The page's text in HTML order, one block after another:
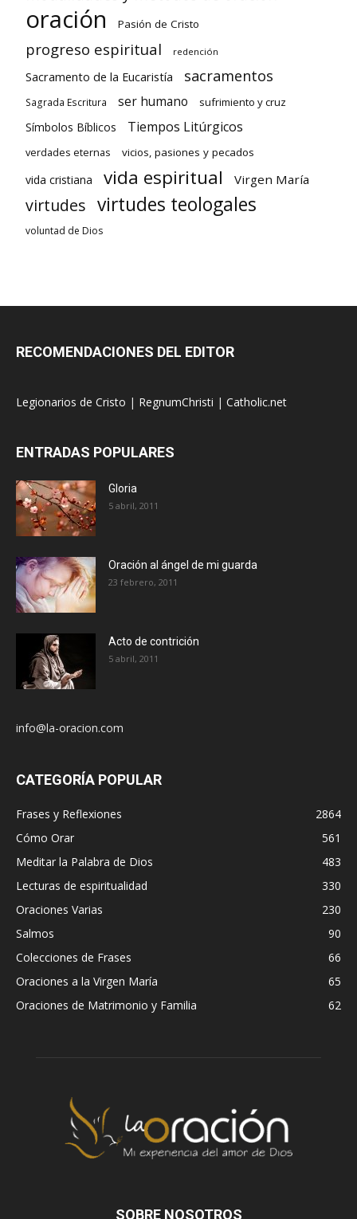
oración Pasión de Cristo
progreso espiritual redención
Sacramento de la Eucaristía sacramentos
Sagrada Escritura ser humano sufrimiento y cruz
Símbolos Bíblicos Tiempos Litúrgicos
verdades eternas vicios, pasiones y pecados
vida cristiana vida espiritual Virgen María
virtudes virtudes teologales
voluntad de Dios
RECOMENDACIONES DEL EDITOR
Legionarios de Cristo | RegnumChristi | Catholic.net
ENTRADAS POPULARES
Gloria
5 abril, 2011
Oración al ángel de mi guarda
23 febrero, 2011
Acto de contrición
5 abril, 2011
info@la-oracion.com
CATEGORÍA POPULAR
Frases y Reflexiones
2864
Cómo Orar
561
Meditar la Palabra de Dios
483
Lecturas de espiritualidad
330
Oraciones Varias
230
Salmos
90
Colecciones de Frases
66
Oraciones a la Virgen María
65
Oraciones de Matrimonio y Familia
62
SOBRE NOSOTROS